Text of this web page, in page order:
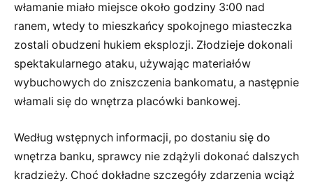
włamanie miało miejsce około godziny 3:00 nad
ranem, wtedy to mieszkańcy spokojnego miasteczka
zostali obudzeni hukiem eksplozji. Złodzieje dokonali
spektakularnego ataku, używając materiałów
wybuchowych do zniszczenia bankomatu, a następnie
włamali się do wnętrza placówki bankowej.
Według wstępnych informacji, po dostaniu się do
wnętrza banku, sprawcy nie zdążyli dokonać dalszych
kradzieży. Choć dokładne szczegóły zdarzenia wciąż